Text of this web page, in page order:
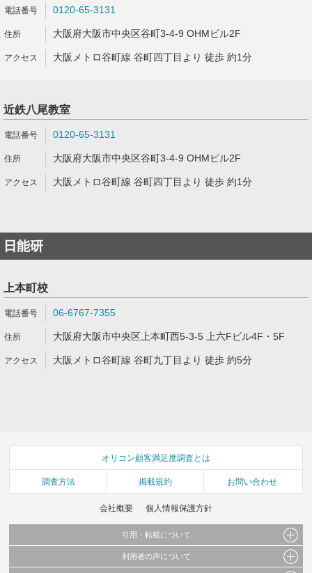
0120-65-3131
大阪府大阪市中央区谷町3-4-9 OHMビル2F
大阪メトロ谷町線 谷町四丁目より 徒歩 約1分
近鉄八尾教室
0120-65-3131
大阪府大阪市中央区谷町3-4-9 OHMビル2F
大阪メトロ谷町線 谷町四丁目より 徒歩 約1分
日能研
上本町校
06-6767-7355
大阪府大阪市中央区上本町西5-3-5 上六Fビル4F・5F
大阪メトロ谷町線 谷町九丁目より 徒歩 約5分
オリコン顧客満足度調査とは
調査方法 掲載規約 お問い合わせ
会社概要 個人情報保護方針
引用・転載について
当サイトで公開されている情報（文字、写真、イラスト、画像データ等）及びこれらの配
利用者の声について